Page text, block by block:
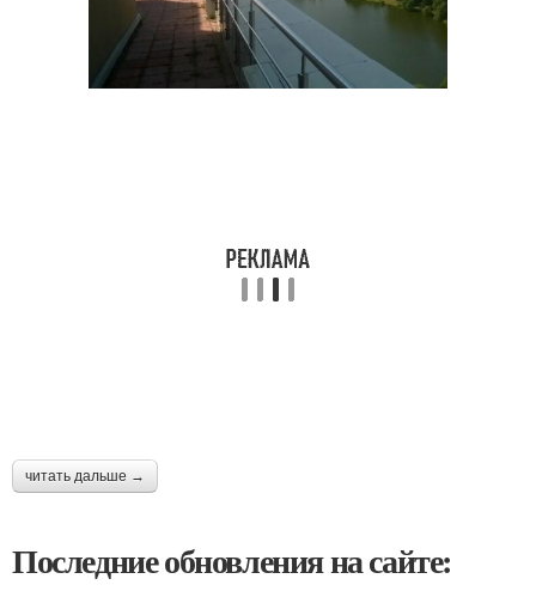
читать дальше →
Последние обновления на сайте: